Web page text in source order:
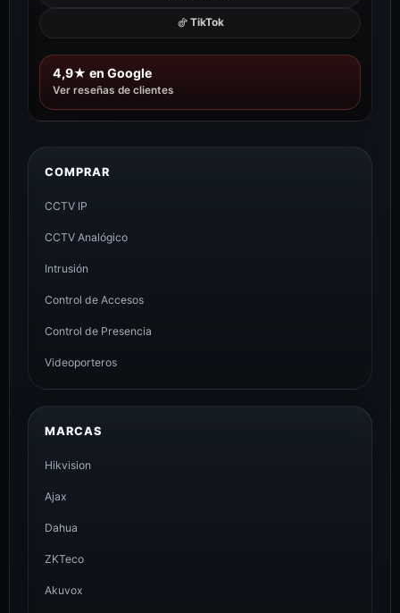
TikTok
4,9★ en Google
Ver reseñas de clientes
COMPRAR
CCTV IP
CCTV Analógico
Intrusión
Control de Accesos
Control de Presencia
Videoporteros
MARCAS
Hikvision
Ajax
Dahua
ZKTeco
Akuvox